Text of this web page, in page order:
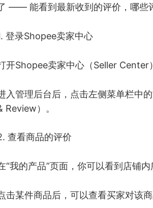
—— 能看到最新收到的评价，哪些
登录Shopee卖家中心
开Shopee卖家中心（Seller Center
入管理后台后，点击左侧菜单栏中
Review）。
查看商品的评价
“我的产品”页面，你可以看到店铺内
击某件商品后，可以查看买家对该